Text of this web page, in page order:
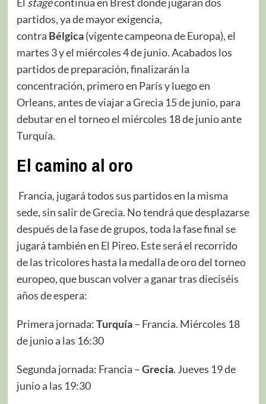
partidos, ya de mayor exigencia,
contra Bélgica(vigente campeona de Europa), el
martes 3 y el miércoles 4 de junio. Acabados los
partidos de preparación, finalizarán la
concentración, primero en París y luego en
Orleans, antes de viajar a Grecia 15 de junio, para
debutar en el torneo el miércoles 18 de junio ante
Turquía.
El camino al oro
Francia, jugará todos sus partidos en la misma
sede, sin salir de Grecia. No tendrá que desplazarse
después de la fase de grupos, toda la fase final se
jugará también en El Pireo. Este será el recorrido
de las tricolores hasta la medalla de oro del torneo
europeo, que buscan volver a ganar tras dieciséis
años de espera:
Primera jornada:Turquía– Francia. Miércoles 18
de junio a las 16:30
Segunda jornada: Francia –Grecia. Jueves 19 de
junio a las 19:30